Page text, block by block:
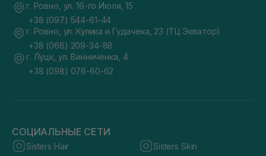
г. Ровно, ул. 16-го Июля, 15
+38 (097) 544-61-44
г. Ровно, ул. Кулика и Гудачека, 23 (ТЦ Экватор)
+38 (068) 209-34-88
г. Луцк, ул. Винниченка, 4
+38 (098) 076-60-62
СОЦИАЛЬНЫЕ СЕТИ
Sisters Hair Sisters Skin